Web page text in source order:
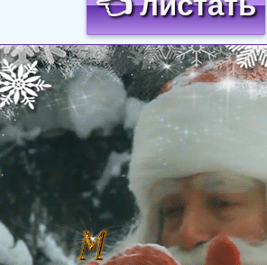
Загрузка